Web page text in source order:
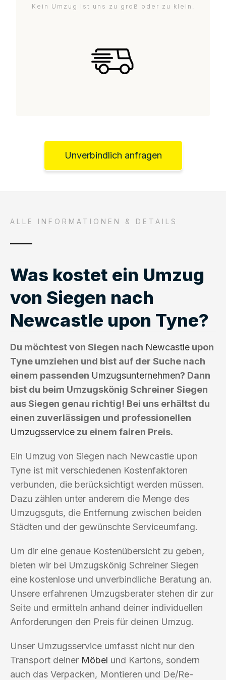
Kein Umzug ist uns zu groß oder zu klein.
Unverbindlich anfragen
ALLE INFORMATIONEN & DETAILS
Was kostet ein Umzug
von Siegen nach
Newcastle upon Tyne?
Du möchtest von Siegen nach Newcastle upon
Tyne umziehen und bist auf der Suche nach
einem passenden Umzugsunternehmen? Dann
bist du beim Umzugskönig Schreiner Siegen
aus Siegen genau richtig! Bei uns erhältst du
einen zuverlässigen und professionellen
Umzugsservice zu einem fairen Preis.
Ein Umzug von Siegen nach Newcastle upon
Tyne ist mit verschiedenen Kostenfaktoren
verbunden, die berücksichtigt werden müssen.
Dazu zählen unter anderem die Menge des
Umzugsguts, die Entfernung zwischen beiden
Städten und der gewünschte Serviceumfang.
Um dir eine genaue Kostenübersicht zu geben,
bieten wir bei Umzugskönig Schreiner Siegen
eine kostenlose und unverbindliche Beratung an.
Unsere erfahrenen Umzugsberater stehen dir zur
Seite und ermitteln anhand deiner individuellen
Anforderungen den Preis für deinen Umzug.
Unser Umzugsservice umfasst nicht nur den
Transport deiner Möbel und Kartons, sondern
auch das Verpacken, Montieren und De/Re-